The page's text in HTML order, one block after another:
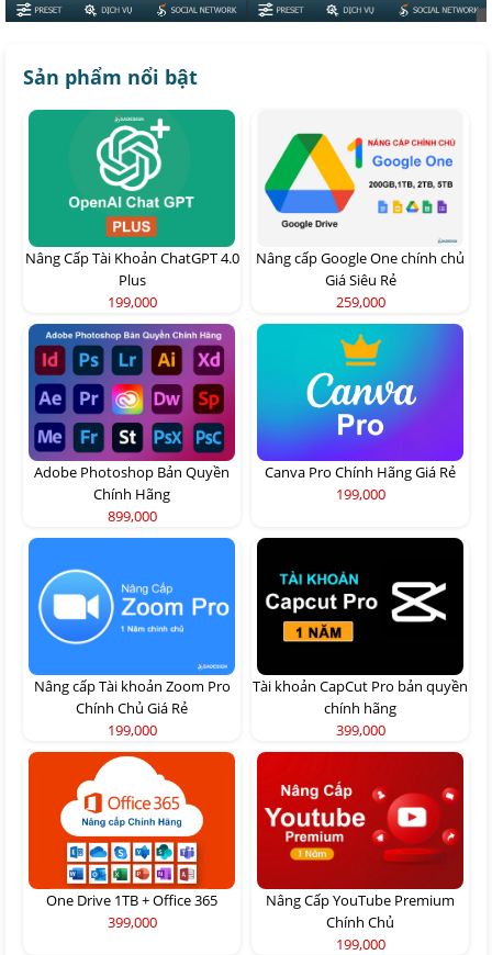
Sản phẩm nổi bật
Nâng Cấp Tài Khoản ChatGPT 4.0
Plus
199,000
Nâng cấp Google One chính chủ
Giá Siêu Rẻ
259,000
Adobe Photoshop Bản Quyền
Chính Hãng
899,000
Canva Pro Chính Hãng Giá Rẻ
199,000
Nâng cấp Tài khoản Zoom Pro
Chính Chủ Giá Rẻ
199,000
Tài khoản CapCut Pro bản quyền
chính hãng
399,000
One Drive 1TB + Office 365
399,000
Nâng Cấp YouTube Premium
Chính Chủ
199,000